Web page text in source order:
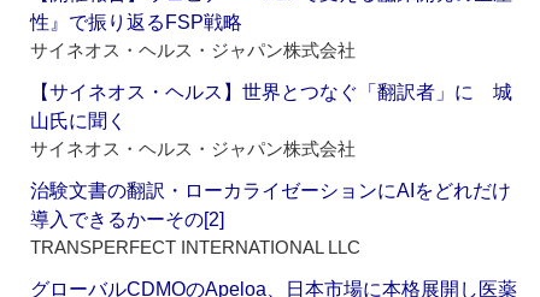
性』で振り返るFSP戦略
サイネオス・ヘルス・ジャパン株式会社
【サイネオス・ヘルス】世界とつなぐ「翻訳者」に 城
山氏に聞く
サイネオス・ヘルス・ジャパン株式会社
治験文書の翻訳・ローカライゼーションにAIをどれだけ
導入できるかーその[2]
TRANSPERFECT INTERNATIONAL LLC
グローバルCDMOのApeloa、日本市場に本格展開し医薬